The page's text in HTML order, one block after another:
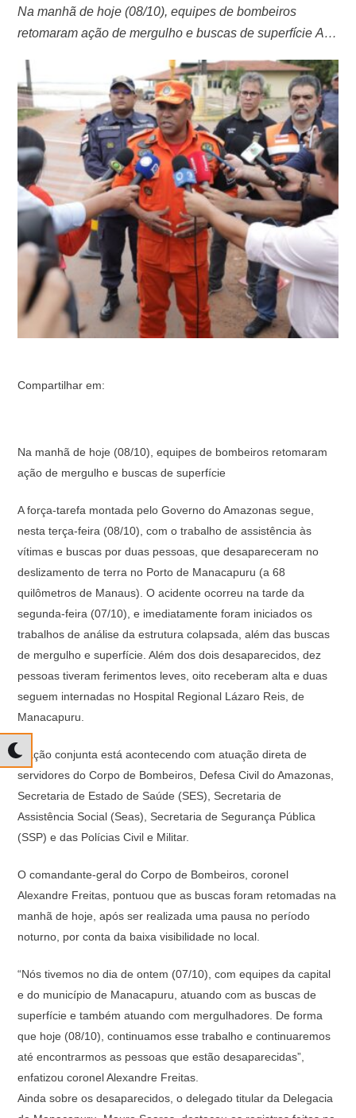
Na manhã de hoje (08/10), equipes de bombeiros
retomaram ação de mergulho e buscas de superfície A
nesta terça-feira (08/10), com o trabalho de assistência
às vítimas e buscas por duas pessoas, que
desapareceram no deslizamento de terra no Porto de
Manacapuru (a 68 quilômetros de Manaus). O …
Compartilhar em:
Na manhã de hoje (08/10), equipes de bombeiros retomaram
ação de mergulho e buscas de superfície
A força-tarefa montada pelo Governo do Amazonas segue,
nesta terça-feira (08/10), com o trabalho de assistência às
vítimas e buscas por duas pessoas, que desapareceram no
deslizamento de terra no Porto de Manacapuru (a 68
quilômetros de Manaus). O acidente ocorreu na tarde da
segunda-feira (07/10), e imediatamente foram iniciados os
trabalhos de análise da estrutura colapsada, além das buscas
de mergulho e superfície. Além dos dois desaparecidos, dez
pessoas tiveram ferimentos leves, oito receberam alta e duas
seguem internadas no Hospital Regional Lázaro Reis, de
Manacapuru.
A ação conjunta está acontecendo com atuação direta de
servidores do Corpo de Bombeiros, Defesa Civil do Amazonas,
Secretaria de Estado de Saúde (SES), Secretaria de
Assistência Social (Seas), Secretaria de Segurança Pública
(SSP) e das Polícias Civil e Militar.
O comandante-geral do Corpo de Bombeiros, coronel
Alexandre Freitas, pontuou que as buscas foram retomadas na
manhã de hoje, após ser realizada uma pausa no período
noturno, por conta da baixa visibilidade no local.
“Nós tivemos no dia de ontem (07/10), com equipes da capital
e do município de Manacapuru, atuando com as buscas de
superfície e também atuando com mergulhadores. De forma
que hoje (08/10), continuamos esse trabalho e continuaremos
até encontrarmos as pessoas que estão desaparecidas”,
enfatizou coronel Alexandre Freitas.
Ainda sobre os desaparecidos, o delegado titular da Delegacia